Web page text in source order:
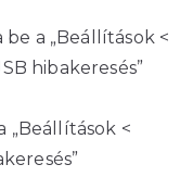
be a „Beállítások <
hibakeresés”
„Beállítások <